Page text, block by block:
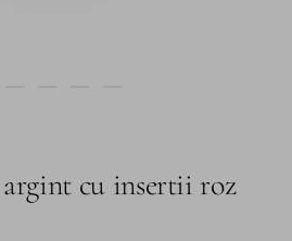
cu insertii roz